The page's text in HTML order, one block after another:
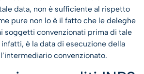
data, non è sufficiente al rispetto
pure non lo è il fatto che le deleghe
soggetti convenzionati prima di tale
è la data di esecuzione della
convenzionato.